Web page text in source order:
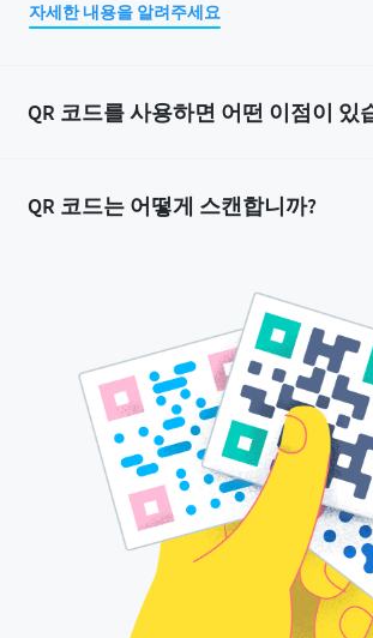
자세한 내용을 알려주세요
QR 코드를 사용하면 어떤 이점이 있
QR 코드는 어떻게 스캔합니까?